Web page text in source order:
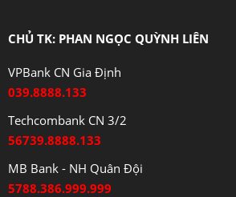
CHỦ TK: PHAN NGỌC QUỲNH LIÊN
VPBank CN Gia Định
039.8888.133
Techcombank CN 3/2
56739.8888.133
MB Bank - NH Quân Đội
5788.386.999.999